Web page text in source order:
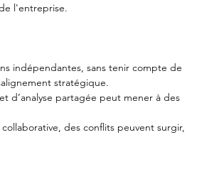
l'entreprise.
indépendantes, sans tenir compte de
stratégique.
d’analyse partagée peut mener à des
des conflits peuvent surgir,